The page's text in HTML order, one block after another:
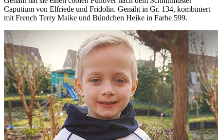
Caputium von Elfriede und Fridolin. Genäht in Gr. 134, kombiniert
mit French Terry Maike und Bündchen Heike in Farbe 599.